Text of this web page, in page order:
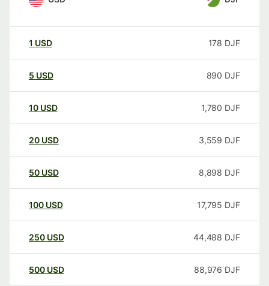
1 USD 178 DJF
5 USD 890 DJF
10 USD 1,780 DJF
20 USD 3,559 DJF
50 USD 8,898 DJF
100 USD 17,795 DJF
250 USD 44,488 DJF
500 USD 88,976 DJF